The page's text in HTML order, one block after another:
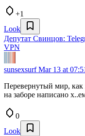
+1
Look
Депутат Свинцов:
VPN
sunsexsurfMar 13 at
Перевернутый мир, как
на заборе написано
0
Look